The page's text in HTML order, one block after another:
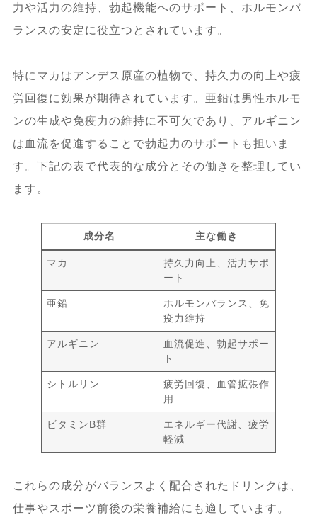
力や活力の維持、勃起機能へのサポート、ホルモンバ
ランスの安定に役立つとされています。
特にマカはアンデス原産の植物で、持久力の向上や疲
労回復に効果が期待されています。亜鉛は男性ホルモ
ンの生成や免疫力の維持に不可欠であり、アルギニン
は血流を促進することで勃起力のサポートも担いま
す。下記の表で代表的な成分とその働きを整理してい
ます。
成分名 主な働き
マカ
持久力向上、活力サポ
ート
亜鉛
ホルモンバランス、免
疫力維持
アルギニン
血流促進、勃起サポー
ト
シトルリン
疲労回復、血管拡張作
用
ビタミンB群
エネルギー代謝、疲労
軽減
これらの成分がバランスよく配合されたドリンクは、
仕事やスポーツ前後の栄養補給にも適しています。